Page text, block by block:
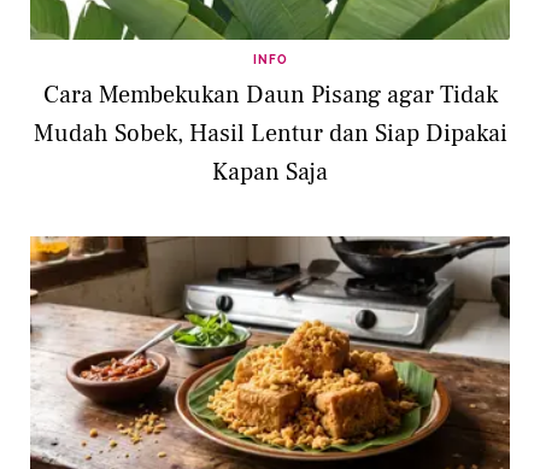
INFO
Cara Membekukan Daun Pisang agar Tidak
Mudah Sobek, Hasil Lentur dan Siap Dipakai
Kapan Saja